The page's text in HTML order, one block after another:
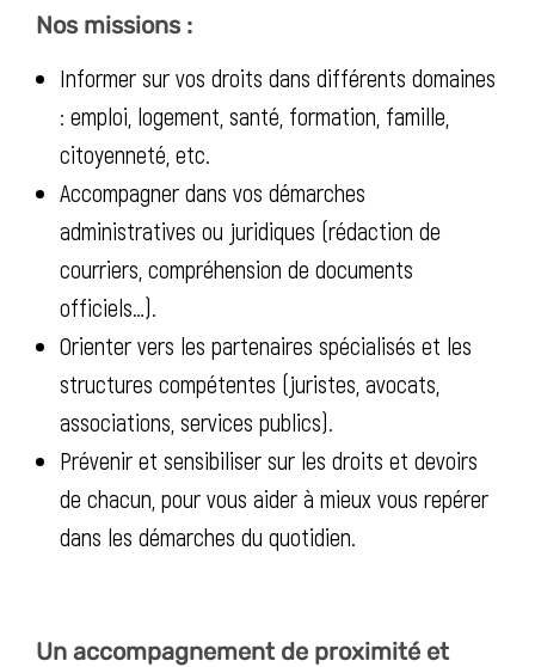
Nos missions :
Informer sur vos droits dans différents domaines
: emploi, logement, santé, formation, famille,
citoyenneté, etc.
Accompagner dans vos démarches
administratives ou juridiques (rédaction de
courriers, compréhension de documents
officiels…).
Orienter vers les partenaires spécialisés et les
structures compétentes (juristes, avocats,
associations, services publics).
Prévenir et sensibiliser sur les droits et devoirs
de chacun, pour vous aider à mieux vous repérer
dans les démarches du quotidien.
Un accompagnement de proximité et